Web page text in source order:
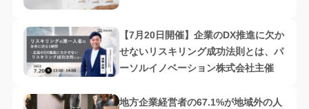
【7月20日開催】企業のDX推進に欠か
せないリスキリング成功法則とは、パ
ーソルイノベーション株式会社主催
地方企業経営者の67.1%が地域外の人